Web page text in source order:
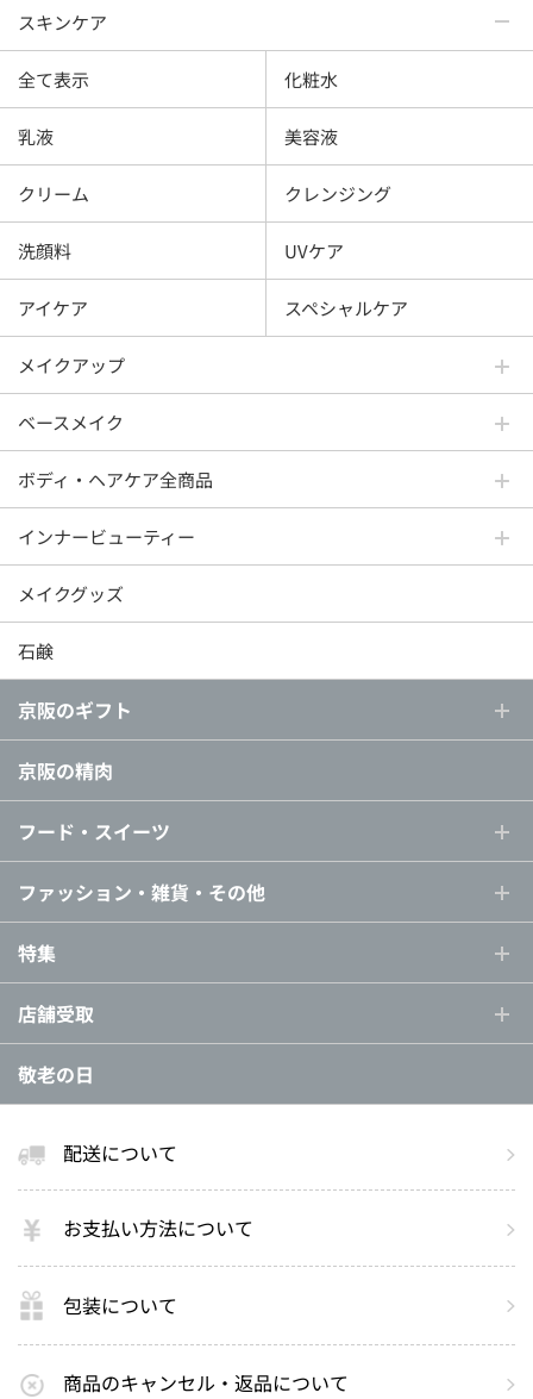
スキンケア
全て表示 化粧水
乳液 美容液
クリーム クレンジング
洗顔料 UVケア
アイケア スペシャルケア
メイクアップ
ベースメイク
ボディ・ヘアケア全商品
インナービューティー
メイクグッズ
石鹸
京阪のギフト
京阪の精肉
フード・スイーツ
ファッション・雑貨・その他
特集
店舗受取
敬老の日
配送について
お支払い方法について
包装について
商品のキャンセル・返品について